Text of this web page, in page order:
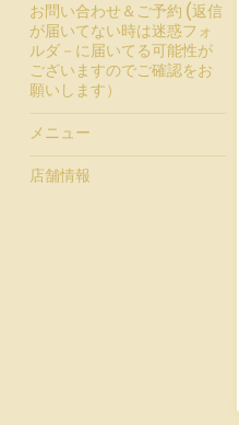
お問い合わせ＆ご予約 (返信
が届いてない時は迷惑フォ
ルダ－に届いてる可能性が
ございますのでご確認をお
願いします）
メニュー
店舗情報